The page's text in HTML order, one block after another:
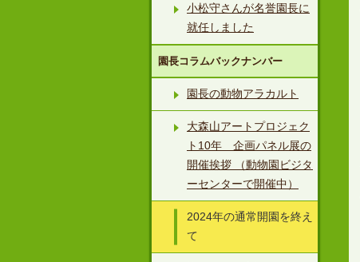
小松守さんが名誉園長に
就任しました
園長コラムバックナンバー
園長の動物アラカルト
大森山アートプロジェク
ト10年 企画パネル展の
開催挨拶 （動物園ビジタ
ーセンターで開催中）
2024年の通常開園を終え
て